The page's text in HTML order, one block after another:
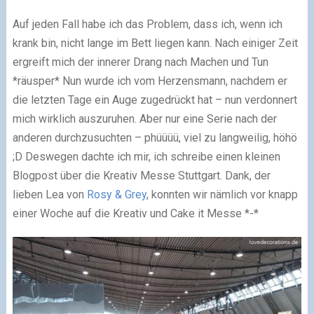
Auf jeden Fall habe ich das Problem, dass ich, wenn ich
krank bin, nicht lange im Bett liegen kann. Nach einiger Zeit
ergreift mich der innerer Drang nach Machen und Tun
*räusper* Nun wurde ich vom Herzensmann, nachdem er
die letzten Tage ein Auge zugedrückt hat – nun verdonnert
mich wirklich auszuruhen. Aber nur eine Serie nach der
anderen durchzusuchten – phüüüü, viel zu langweilig, höhö
;D Deswegen dachte ich mir, ich schreibe einen kleinen
Blogpost über die Kreativ Messe Stuttgart. Dank, der
lieben Lea von Rosy & Grey, konnten wir nämlich vor knapp
einer Woche auf die Kreativ und Cake it Messe *-*